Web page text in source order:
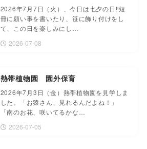
2026年7月7日（火）、今日は七夕の日‼️短
冊に願い事を書いたり、笹に飾り付けをし
て、この日を楽しみにし…
2026-07-08
熱帯植物園 園外保育
2026年7月3日（金）熱帯植物園を見学しま
した。「お猿さん、見れるんだよね！」
「南のお花、咲いてるかな…
2026-07-05